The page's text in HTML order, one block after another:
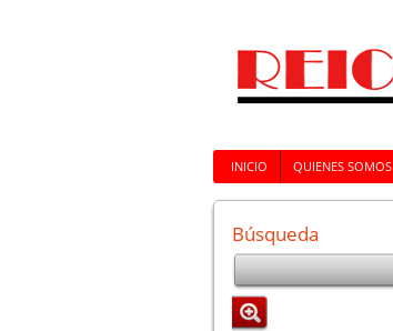
INICIO QUIENES SOMOS
Búsqueda